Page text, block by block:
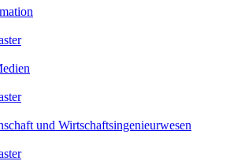
und Wirtschaftsingenieurwesen